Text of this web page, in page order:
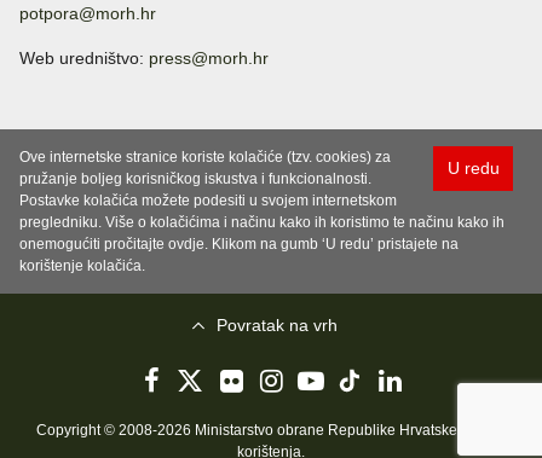
potpora@morh.hr
Web uredništvo: press@morh.hr
U redu
Ove internetske stranice koriste kolačiće (tzv. cookies) za
pružanje boljeg korisničkog iskustva i funkcionalnosti.
Postavke kolačića možete podesiti u svojem internetskom
pregledniku. Više o kolačićima i načinu kako ih koristimo te načinu kako ih
onemogućiti pročitajte ovdje. Klikom na gumb ‘U redu’ pristajete na
korištenje kolačića.
Povratak na vrh
Copyright © 2008-2026 Ministarstvo obrane Republike Hrvatske..
korištenja.